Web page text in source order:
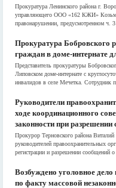
Прокуратура Ленинского района г.
управляющего ООО «162 КЖИ»
правонарушении, предусмотренном ч. 3
Прокуратура Бобровского
граждан в доме-интернате
Представитель прокуратуры
Липовском доме-интернате с
инвалидов в селе Мечетка. Сотрудник
Руководители
ходе координационного
законности при
Прокурор Терновского района
руководителей правоохранительных
регистрации и разрешении сообщений о
Возбуждено уголовное
по факту массовой